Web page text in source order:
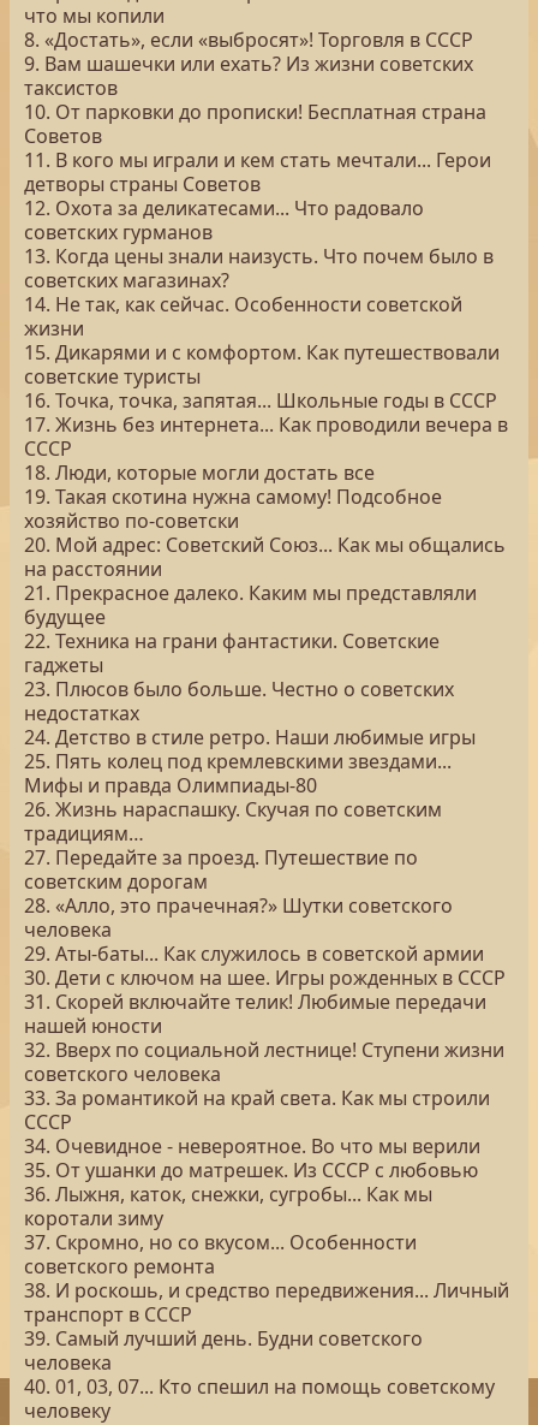
что мы копили
8. «Достать», если «выбросят»! Торговля в СССР
9. Вам шашечки или ехать? Из жизни советских
таксистов
10. От парковки до прописки! Бесплатная страна
Советов
11. В кого мы играли и кем стать мечтали... Герои
детворы страны Советов
12. Охота за деликатесами... Что радовало
советских гурманов
13. Когда цены знали наизусть. Что почем было в
советских магазинах?
14. Не так, как сейчас. Особенности советской
жизни
15. Дикарями и с комфортом. Как путешествовали
советские туристы
16. Точка, точка, запятая... Школьные годы в СССР
17. Жизнь без интернета... Как проводили вечера в
СССР
18. Люди, которые могли достать все
19. Такая скотина нужна самому! Подсобное
хозяйство по-советски
20. Мой адрес: Советский Союз... Как мы общались
на расстоянии
21. Прекрасное далеко. Каким мы представляли
будущее
22. Техника на грани фантастики. Советские
гаджеты
23. Плюсов было больше. Честно о советских
недостатках
24. Детство в стиле ретро. Наши любимые игры
25. Пять колец под кремлевскими звездами...
Мифы и правда Олимпиады-80
26. Жизнь нараспашку. Скучая по советским
традициям…
27. Передайте за проезд. Путешествие по
советским дорогам
28. «Алло, это прачечная?» Шутки советского
человека
29. Аты-баты... Как служилось в советской армии
30. Дети с ключом на шее. Игры рожденных в СССР
31. Скорей включайте телик! Любимые передачи
нашей юности
32. Вверх по социальной лестнице! Ступени жизни
советского человека
33. За романтикой на край света. Как мы строили
СССР
34. Очевидное - невероятное. Во что мы верили
35. От ушанки до матрешек. Из СССР с любовью
36. Лыжня, каток, снежки, сугробы... Как мы
коротали зиму
37. Скромно, но со вкусом... Особенности
советского ремонта
38. И роскошь, и средство передвижения... Личный
транспорт в СССР
39. Самый лучший день. Будни советского
человека
40. 01, 03, 07... Кто спешил на помощь советскому
человеку